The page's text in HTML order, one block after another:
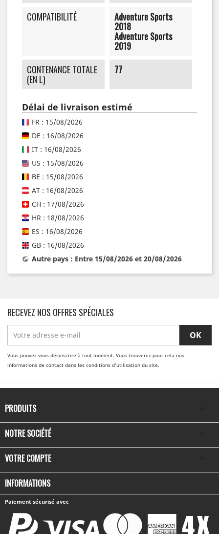
COMPATIBILITÉ
Adventure Sports
2018
Adventure Sports
2019
CONTENANCE TOTALE
(EN L)
77
Délai de livraison estimé
FR : 15/08/2026
DE : 16/08/2026
IT : 16/08/2026
US : 15/08/2026
BE : 15/08/2026
AT : 16/08/2026
CH : 17/08/2026
HR : 18/08/2026
ES : 16/08/2026
GB : 16/08/2026
Autre pays : Entre 15/08/2026 et 20/08/2026
RECEVEZ NOS OFFRES SPÉCIALES
Vous pouvez vous désinscrire à tout moment. Vous trouverez pour cela nos
informations de contact dans les conditions d'utilisation du site.
PRODUITS
NOTRE SOCIÉTÉ
VOTRE COMPTE
INFORMATIONS
Paiement sécurisé avec